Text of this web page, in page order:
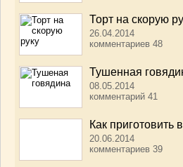
Торт на скорую
26.04.2014
комментариев 48
Тушенная
08.05.2014
комментарий 41
Как
20.06.2014
комментариев 39